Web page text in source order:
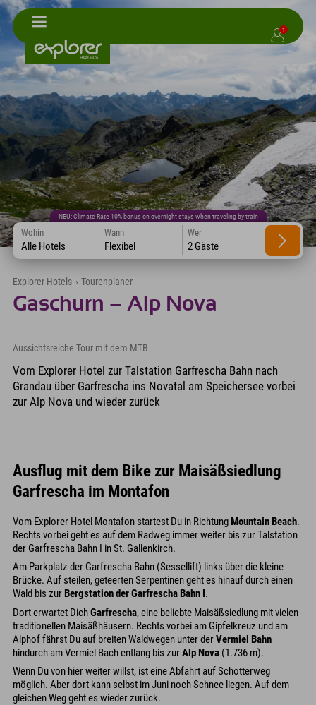
1
NEU: Climate Rate 10% bonus on overnight stays when traveling by train
Wohin
Alle Hotels
Wann
Flexibel
Wer
2 Gäste
Explorer Hotels › Tourenplaner
Gaschurn – Alp Nova
Aussichtsreiche Tour mit dem MTB
Vom Explorer Hotel zur Talstation Garfrescha Bahn nach
Grandau über Garfrescha ins Novatal am Speichersee vorbei
zur Alp Nova und wieder zurück
Ausflug mit dem Bike zur Maisäßsiedlung
Garfrescha im Montafon
Vom Explorer Hotel Montafon startest Du in RichtungMountain Beach.
Rechts vorbei geht es auf dem Radweg immer weiter bis zur Talstation
der Garfrescha Bahn I in St. Gallenkirch.
Am Parkplatz der Garfrescha Bahn (Sessellift) links über die kleine
Brücke. Auf steilen, geteerten Serpentinen geht es hinauf durch einen
Wald bis zurBergstation der Garfrescha Bahn I.
Dort erwartet DichGarfrescha, eine beliebte Maisäßsiedlung mit vielen
traditionellen Maisäßhäusern. Rechts vorbei am Gipfelkreuz und am
Alphof fährst Du auf breiten Waldwegen unter derVermiel Bahn
hindurch am Vermiel Bach entlang bis zurAlp Nova (1.736 m).
Wenn Du von hier weiter willst, ist eine Abfahrt auf Schotterweg
möglich. Aber dort kann selbst im Juni noch Schnee liegen. Auf dem
gleichen Weg geht es wieder zurück.